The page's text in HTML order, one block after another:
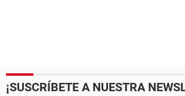
¡SUSCRÍBETE A NUESTRA